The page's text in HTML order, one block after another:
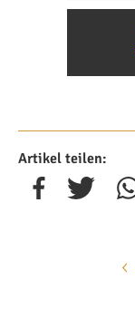
Artikel teilen: